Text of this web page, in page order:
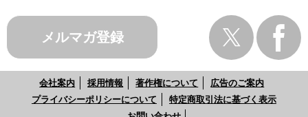
メルマガ登録
会社案内 採用情報 著作権について
広告のご案内
プライバシーポリシーについて
特定商取引法に基づく表示